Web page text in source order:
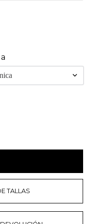
TALLAS